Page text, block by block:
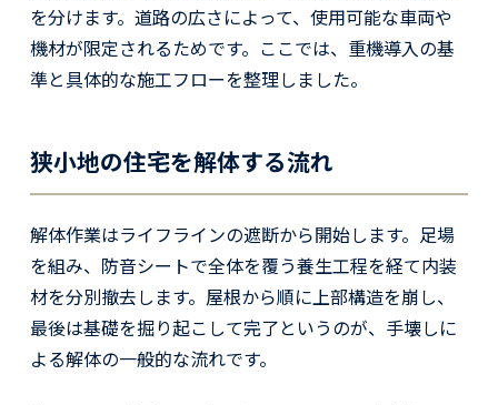
を分けます。道路の広さによって、使用可能な車両や
機材が限定されるためです。ここでは、重機導入の基
準と具体的な施工フローを整理しました。
狭小地の住宅を解体する流れ
解体作業はライフラインの遮断から開始します。足場
を組み、防音シートで全体を覆う養生工程を経て内装
材を分別撤去します。屋根から順に上部構造を崩し、
最後は基礎を掘り起こして完了というのが、手壊しに
よる解体の一般的な流れです。